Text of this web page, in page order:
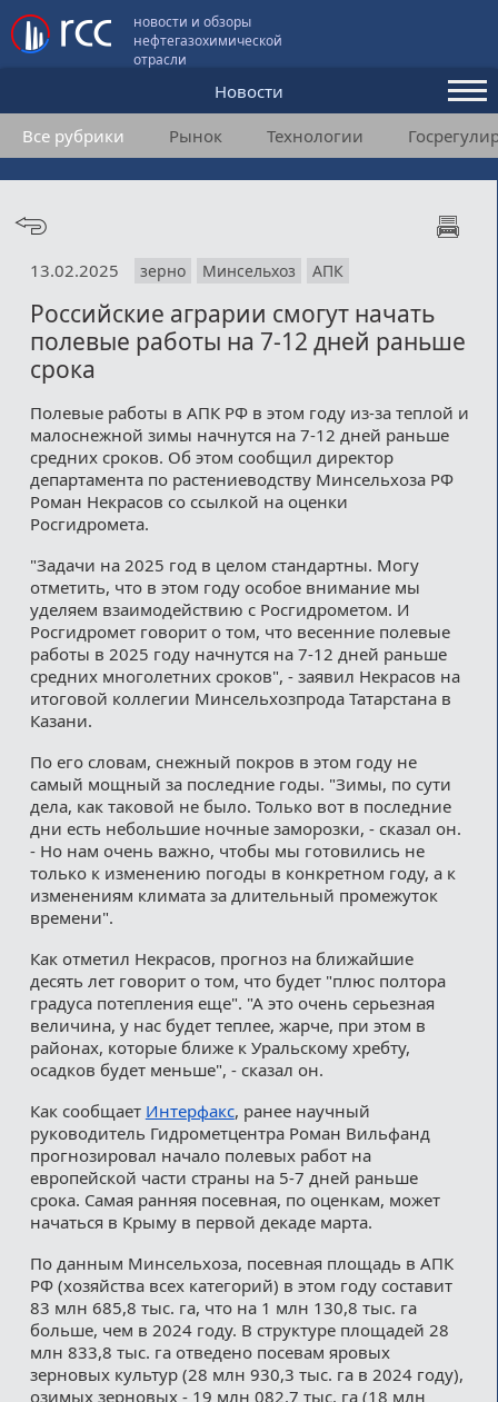
новости и обзоры
нефтегазохимической
отрасли
Новости
Аналитика и мнения
Конференции
Подписка
Медиакит
Контакты
Все рубрики Рынок Технологии
13.02.2025 зерно Минсельхоз АПК
Российские аграрии смогут начать
полевые работы на 7-12 дней раньше
срока
Полевые работы в АПК РФ в этом году из-за теплой и
малоснежной зимы начнутся на 7-12 дней раньше
средних сроков. Об этом сообщил директор
департамента по растениеводству Минсельхоза РФ
Роман Некрасов со ссылкой на оценки
Росгидромета.
"Задачи на 2025 год в целом стандартны. Могу
отметить, что в этом году особое внимание мы
уделяем взаимодействию с Росгидрометом. И
Росгидромет говорит о том, что весенние полевые
работы в 2025 году начнутся на 7-12 дней раньше
средних многолетних сроков", - заявил Некрасов на
итоговой коллегии Минсельхозпрода Татарстана в
Казани.
По его словам, снежный покров в этом году не
самый мощный за последние годы. "Зимы, по сути
дела, как таковой не было. Только вот в последние
дни есть небольшие ночные заморозки, - сказал он.
- Но нам очень важно, чтобы мы готовились не
только к изменению погоды в конкретном году, а к
изменениям климата за длительный промежуток
времени".
Как отметил Некрасов, прогноз на ближайшие
десять лет говорит о том, что будет "плюс полтора
градуса потепления еще". "А это очень серьезная
величина, у нас будет теплее, жарче, при этом в
районах, которые ближе к Уральскому хребту,
осадков будет меньше", - сказал он.
Как сообщает Интерфакс, ранее научный
руководитель Гидрометцентра Роман Вильфанд
прогнозировал начало полевых работ на
европейской части страны на 5-7 дней раньше
срока. Самая ранняя посевная, по оценкам, может
начаться в Крыму в первой декаде марта.
По данным Минсельхоза, посевная площадь в АПК
РФ (хозяйства всех категорий) в этом году составит
83 млн 685,8 тыс. га, что на 1 млн 130,8 тыс. га
больше, чем в 2024 году. В структуре площадей 28
млн 833,8 тыс. га отведено посевам яровых
зерновых культур (28 млн 930,3 тыс. га в 2024 году),
озимых зерновых - 19 млн 082,7 тыс. га (18 млн